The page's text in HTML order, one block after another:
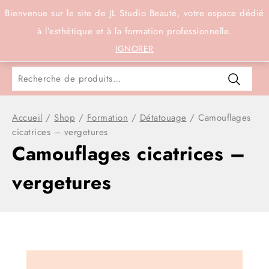
Bienvenue sur le site de JL Studio Beauté, votre espace dédié
à l’esthétique et à la formation professionnelle.
IGNORER
Connexion
Accueil / Shop / Formation / Détatouage / Camouflages
cicatrices – vergetures
Camouflages cicatrices –
vergetures